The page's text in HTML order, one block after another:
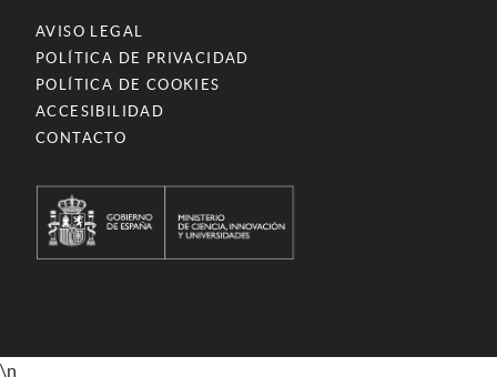
AVISO LEGAL
POLÍTICA DE PRIVACIDAD
POLÍTICA DE COOKIES
ACCESIBILIDAD
CONTACTO
\n